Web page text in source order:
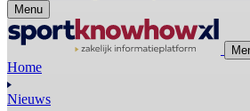
Menu
Home
Nieuws